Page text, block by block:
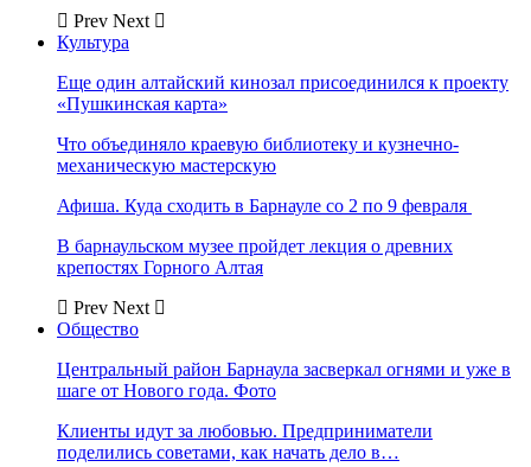
Prev Next
Культура
Еще один алтайский кинозал присоединился к проекту
«Пушкинская карта»
Что объединяло краевую библиотеку и кузнечно-
механическую мастерскую
Афиша. Куда сходить в Барнауле со 2 по 9 февраля
В барнаульском музее пройдет лекция о древних
крепостях Горного Алтая
Prev Next
Общество
Центральный район Барнаула засверкал огнями и уже в
шаге от Нового года. Фото
Клиенты идут за любовью. Предприниматели
поделились советами, как начать дело в…